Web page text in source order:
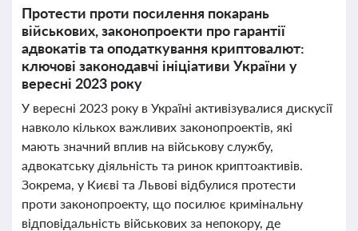
Протести проти посилення покарань
військових, законопроекти про гарантії
адвокатів та оподаткування криптовалют:
ключові законодавчі ініціативи України у
вересні 2023 року
У вересні 2023 року в Україні активізувалися дискусії
навколо кількох важливих законопроектів, які
мають значний вплив на військову службу,
адвокатську діяльність та ринок криптоактивів.
Зокрема, у Києві та Львові відбулися протести
проти законопроекту, що посилює кримінальну
відповідальність військових за непокору, де